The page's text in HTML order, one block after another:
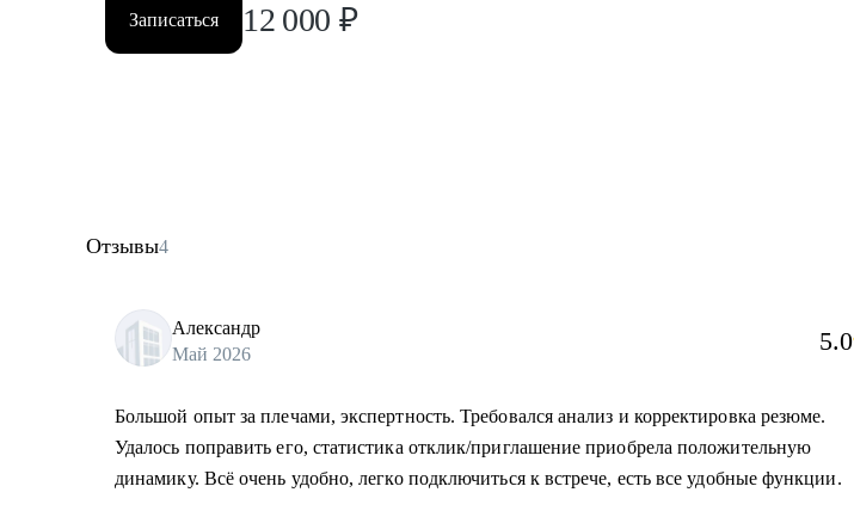
Записаться 12 000 ₽
Отзывы4
Александр
Май 2026
5.0
Большой опыт за плечами, экспертность. Требовался анализ и корректировка резюме.
Удалось поправить его, статистика отклик/приглашение приобрела положительную
динамику. Всё очень удобно, легко подключиться к встрече, есть все удобные функции.